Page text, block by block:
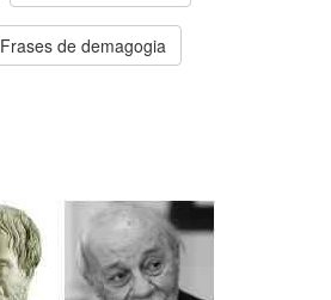
Frases de demagogia